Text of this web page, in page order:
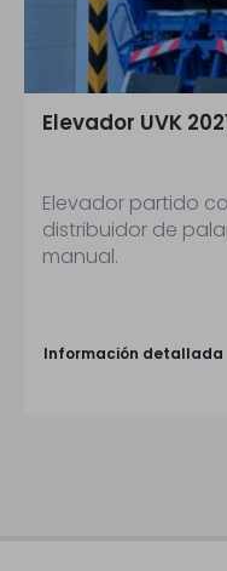
Elevador UVK
Elevador partido
distribuidor de
manual.
Información detallada